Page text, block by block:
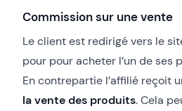
Commission sur une vente
Le client est redirigé vers le
pour pour acheter l’un de ses
En contrepartie l’affilié reçoit
la vente des produits. Cela